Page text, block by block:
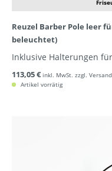
Reuzel Barber Pole leer
beleuchtet)
Inklusive Halterungen
113,05 € inkl. MwSt. zzgl. Versand
Artikel vorrätig